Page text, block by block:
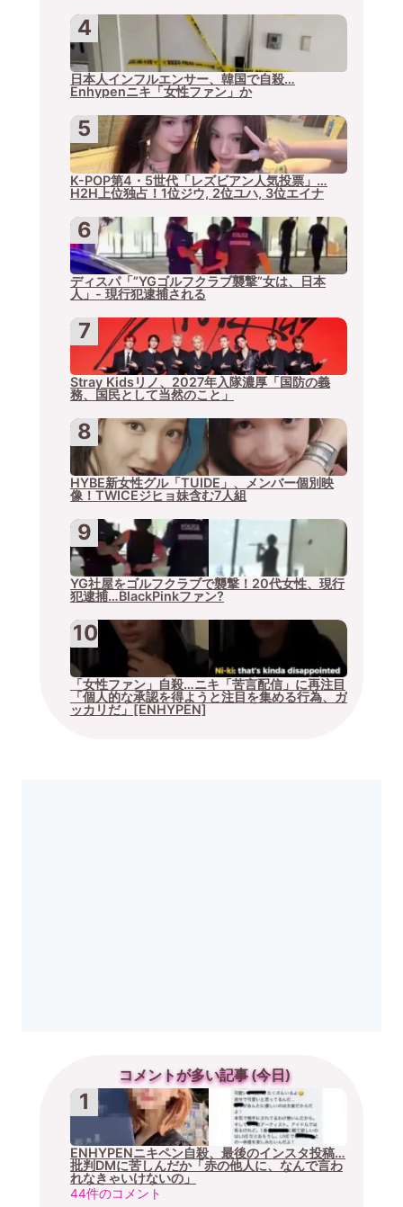
日本人インフルエンサー、韓国で自殺…
Enhypenニキ「女性ファン」か
K-POP第4・5世代「レズビアン人気投票」…
H2H上位独占！1位ジウ, 2位ユハ, 3位エイナ
ディスパ「”YGゴルフクラブ襲撃”女は、日本
人」- 現行犯逮捕される
Stray Kidsリノ、2027年入隊濃厚「国防の義
務、国民として当然のこと」
HYBE新女性グル「TUIDE」、メンバー個別映
像！TWICEジヒョ妹含む7人組
YG社屋をゴルフクラブで襲撃！20代女性、現行
犯逮捕…BlackPinkファン?
「女性ファン」自殺…ニキ「苦言配信」に再注目
「個人的な承認を得ようと注目を集める行為、ガ
ッカリだ」[ENHYPEN]
コメントが多い記事 (今日)
ENHYPENニキペン自殺、最後のインスタ投稿…
批判DMに苦しんだか「赤の他人に、なんで言わ
れなきゃいけないの」
44件のコメント